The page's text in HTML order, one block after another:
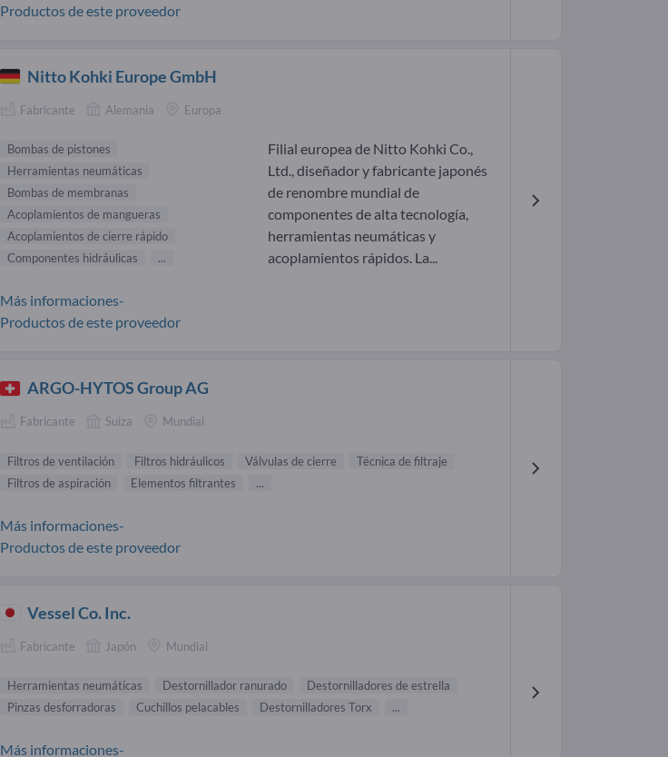
Productos de este proveedor
Nitto Kohki Europe GmbH
Fabricante Alemania Europa
Bombas de pistones
Herramientas neumáticas
Bombas de membranas
Acoplamientos de mangueras
Acoplamientos de cierre rápido
Componentes hidráulicas
...
Filial europea de Nitto Kohki Co.,
Ltd., diseñador y fabricante japonés
de renombre mundial de
componentes de alta tecnología,
herramientas neumáticas y
acoplamientos rápidos. La...
Más informaciones-
Productos de este proveedor
ARGO-HYTOS Group AG
Fabricante Suiza Mundial
Filtros de ventilación Filtros hidráulicos Válvulas de cierre
Técnica de filtraje
Filtros de aspiración
Elementos filtrantes ...
Más informaciones-
Productos de este proveedor
Vessel Co. Inc.
Fabricante Japón Mundial
Herramientas neumáticas Destornillador ranurado
Destornilladores de estrella
Pinzas desforradoras
Cuchillos pelacables Destornilladores Torx ...
Más informaciones-